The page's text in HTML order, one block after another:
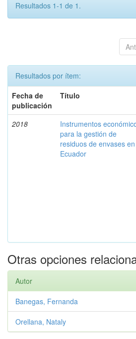
Resultados 1-1 de 1.
Resultados por ítem:
Fecha de
publicación
Título
2018
Instrumentos
para la gestión de
residuos de envases en
Ecuador
Otras opciones
Autor
Banegas, Fernanda
Orellana, Nataly